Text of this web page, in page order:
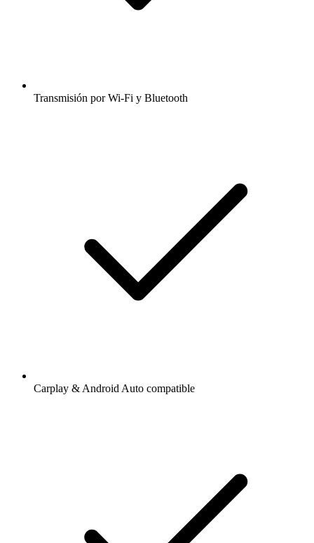
Transmisión por Wi-Fi y Bluetooth
Carplay & Android Auto compatible